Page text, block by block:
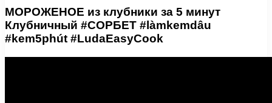
МОРОЖЕНОЕ из клубники за 5 минут
Клубничный #СОРБЕТ #làmkemdâu
#kem5phút #LudaEasyCook